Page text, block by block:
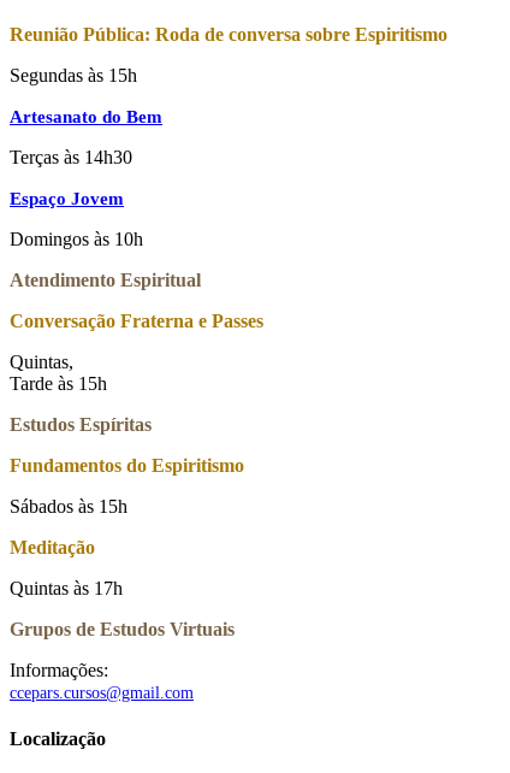
Reunião Pública: Roda de conversa sobre Espiritismo
Segundas às 15h
Artesanato do Bem
Terças às 14h30
Espaço Jovem
Domingos às 10h
Atendimento Espiritual
Conversação Fraterna e Passes
Quintas,
Tarde às 15h
Estudos Espíritas
Fundamentos do Espiritismo
Sábados às 15h
Meditação
Quintas às 17h
Grupos de Estudos Virtuais
Informações:
ccepars.cursos@gmail.com
Localização